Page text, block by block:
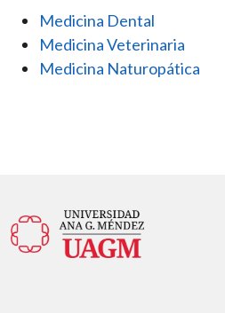
Medicina Dental
Medicina Veterinaria
Medicina Naturopática